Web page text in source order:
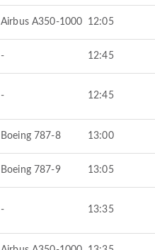
Airbus A350-1000 12:05
- 12:45
- 12:45
Boeing 787-8 13:00
Boeing 787-9 13:05
- 13:35